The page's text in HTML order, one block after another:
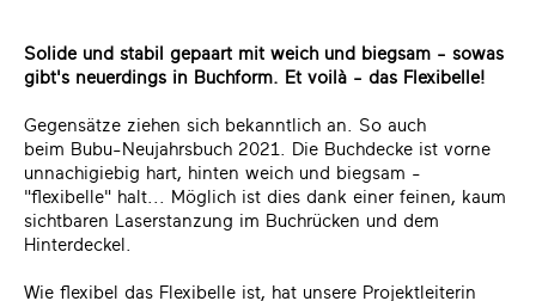
Solide und stabil gepaart mit weich und biegsam - sowas
gibt's neuerdings in Buchform. Et voilà - das Flexibelle!
Gegensätze ziehen sich bekanntlich an. So auch
beim Bubu-Neujahrsbuch 2021. Die Buchdecke ist vorne
unnachigiebig hart, hinten weich und biegsam -
"flexibelle" halt... Möglich ist dies dank einer feinen, kaum
sichtbaren Laserstanzung im Buchrücken und dem
Hinterdeckel.
Wie flexibel das Flexibelle ist, hat unsere Projektleiterin